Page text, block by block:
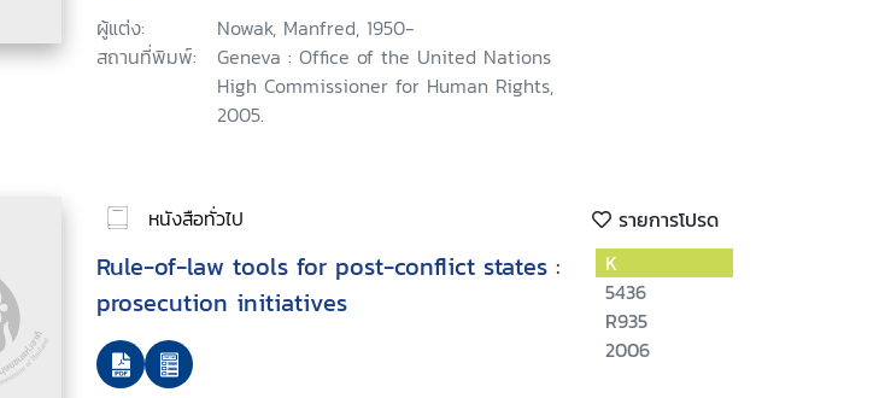
ผู้แต่ง:
Nowak, Manfred, 1950-
สถานที่พิมพ์:
Geneva : Office of the United Nations
High Commissioner for Human Rights,
2005.
หนังสือทั่วไป รายการโปรด
Rule-of-law tools for post-conflict states :
prosecution initiatives
K
5436
R935
2006